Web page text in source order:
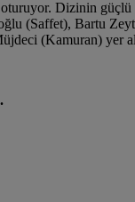
Dizinin
(Saffet), Bartu
(Kamuran) yer